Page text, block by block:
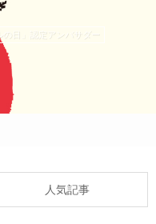
の日」認定アンバサダー
人気記事